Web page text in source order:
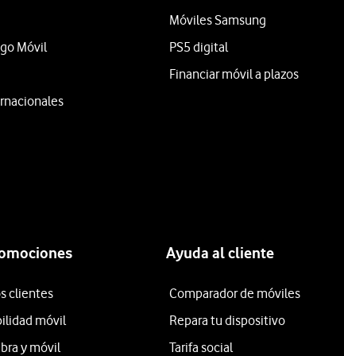
Móvil
Móviles Samsung
PS5 digital
Financiar móvil a plazos
clientes
móvil
y móvil
Ayuda al cliente
Comparador de móviles
Repara tu dispositivo
Tarifa social